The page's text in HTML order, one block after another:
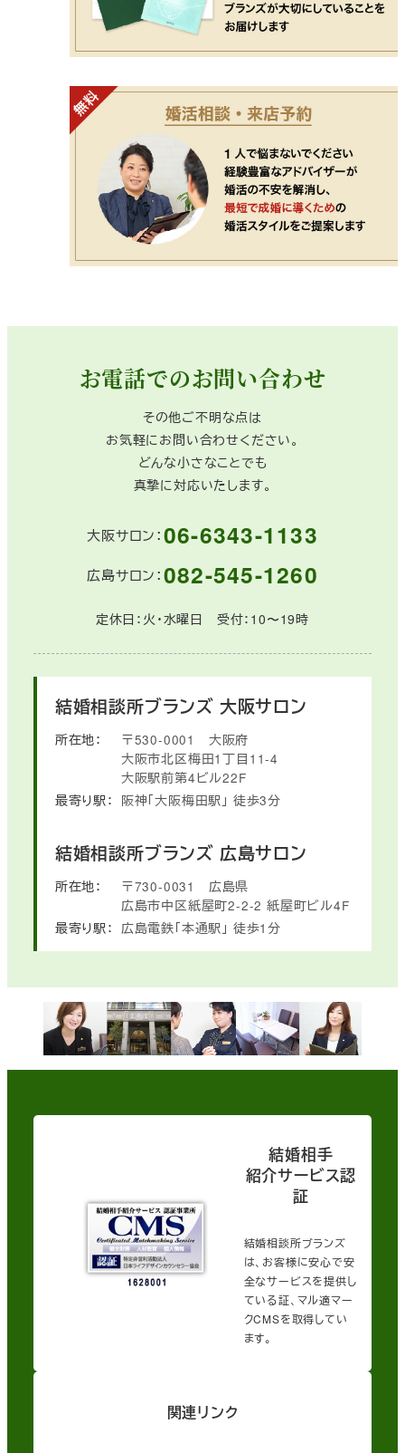
お電話でのお問い合わせ
その他ご不明な点は
お気軽にお問い合わせください。
どんな小さなことでも
真摯に対応いたします。
大阪サロン：06-6343-1133
広島サロン：082-545-1260
定休日：火・水曜日 受付：10〜19時
結婚相談所ブランズ 大阪サロン
所在地： 〒530-0001
大阪府
大阪市北区梅田1丁目11-4
大阪駅前第4ビル22F
最寄り駅： 阪神「大阪梅田駅」 徒歩3分
結婚相談所ブランズ 広島サロン
所在地： 〒730-0031
広島県
広島市中区紙屋町2-2-2 紙屋町ビル4F
最寄り駅： 広島電鉄「本通駅」 徒歩1分
結婚相手
紹介サービス認
証
結婚相談所ブランズ
は、お客様に安心で安
全なサービスを提供し
ている証、マル適マー
クCMSを取得してい
ます。
関連リンク